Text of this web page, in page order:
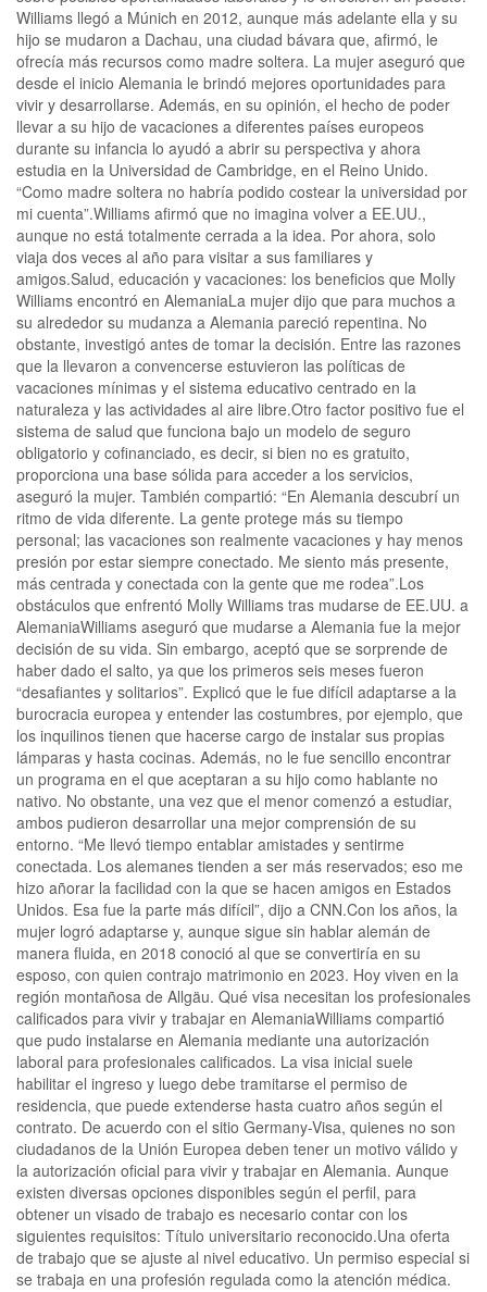
Williams llegó a Múnich en 2012, aunque más adelante ella y su
hijo se mudaron a Dachau, una ciudad bávara que, afirmó, le
ofrecía más recursos como madre soltera. La mujer aseguró que
desde el inicio Alemania le brindó mejores oportunidades para
vivir y desarrollarse. Además, en su opinión, el hecho de poder
llevar a su hijo de vacaciones a diferentes países europeos
durante su infancia lo ayudó a abrir su perspectiva y ahora
estudia en la Universidad de Cambridge, en el Reino Unido.
“Como madre soltera no habría podido costear la universidad por
mi cuenta”.Williams afirmó que no imagina volver a EE.UU.,
aunque no está totalmente cerrada a la idea. Por ahora, solo
viaja dos veces al año para visitar a sus familiares y
amigos.Salud, educación y vacaciones: los beneficios que Molly
Williams encontró en AlemaniaLa mujer dijo que para muchos a
su alrededor su mudanza a Alemania pareció repentina. No
obstante, investigó antes de tomar la decisión. Entre las razones
que la llevaron a convencerse estuvieron las políticas de
vacaciones mínimas y el sistema educativo centrado en la
naturaleza y las actividades al aire libre.Otro factor positivo fue el
sistema de salud que funciona bajo un modelo de seguro
obligatorio y cofinanciado, es decir, si bien no es gratuito,
proporciona una base sólida para acceder a los servicios,
aseguró la mujer. También compartió: “En Alemania descubrí un
ritmo de vida diferente. La gente protege más su tiempo
personal; las vacaciones son realmente vacaciones y hay menos
presión por estar siempre conectado. Me siento más presente,
más centrada y conectada con la gente que me rodea”.Los
obstáculos que enfrentó Molly Williams tras mudarse de EE.UU. a
AlemaniaWilliams aseguró que mudarse a Alemania fue la mejor
decisión de su vida. Sin embargo, aceptó que se sorprende de
haber dado el salto, ya que los primeros seis meses fueron
“desafiantes y solitarios”. Explicó que le fue difícil adaptarse a la
burocracia europea y entender las costumbres, por ejemplo, que
los inquilinos tienen que hacerse cargo de instalar sus propias
lámparas y hasta cocinas. Además, no le fue sencillo encontrar
un programa en el que aceptaran a su hijo como hablante no
nativo. No obstante, una vez que el menor comenzó a estudiar,
ambos pudieron desarrollar una mejor comprensión de su
entorno. “Me llevó tiempo entablar amistades y sentirme
conectada. Los alemanes tienden a ser más reservados; eso me
hizo añorar la facilidad con la que se hacen amigos en Estados
Unidos. Esa fue la parte más difícil”, dijo a CNN.Con los años, la
mujer logró adaptarse y, aunque sigue sin hablar alemán de
manera fluida, en 2018 conoció al que se convertiría en su
esposo, con quien contrajo matrimonio en 2023. Hoy viven en la
región montañosa de Allgäu. Qué visa necesitan los profesionales
calificados para vivir y trabajar en AlemaniaWilliams compartió
que pudo instalarse en Alemania mediante una autorización
laboral para profesionales calificados. La visa inicial suele
habilitar el ingreso y luego debe tramitarse el permiso de
residencia, que puede extenderse hasta cuatro años según el
contrato. De acuerdo con el sitio Germany-Visa, quienes no son
ciudadanos de la Unión Europea deben tener un motivo válido y
la autorización oficial para vivir y trabajar en Alemania. Aunque
existen diversas opciones disponibles según el perfil, para
obtener un visado de trabajo es necesario contar con los
siguientes requisitos: Título universitario reconocido.Una oferta
de trabajo que se ajuste al nivel educativo. Un permiso especial si
se trabaja en una profesión regulada como la atención médica.